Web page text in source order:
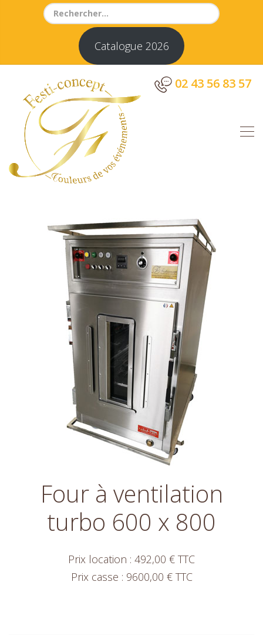
Search
Catalogue 2026
02 43 56 83 57
Four à ventilation
turbo 600 x 800
Prix location : 492,00 € TTC
Prix casse : 9600,00 € TTC